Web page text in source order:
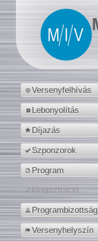
Versenyfelhívás
Lebonyolítás
Díjazás
Szponzorok
Program
Regisztráció
Programbizottság
Versenyhelyszín